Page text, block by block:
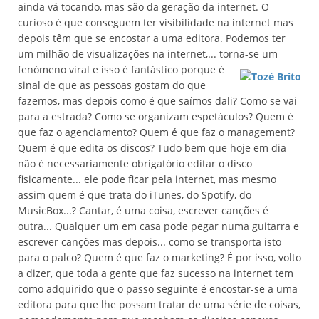
ainda vá tocando, mas são da geração da internet. O
curioso é que conseguem ter visibilidade na internet mas
depois têm que se encostar a uma editora. Podemos ter
um milhão de visualizações na internet,... torna-se um
fenómeno viral e isso é fantástico porque é
sinal de que as pessoas gostam do que
fazemos, mas depois como é que saímos dali? Como se vai
para a estrada? Como se organizam espetáculos? Quem é
que faz o agenciamento? Quem é que faz o management?
Quem é que edita os discos? Tudo bem que hoje em dia
não é necessariamente obrigatório editar o disco
fisicamente... ele pode ficar pela internet, mas mesmo
assim quem é que trata do iTunes, do Spotify, do
MusicBox...? Cantar, é uma coisa, escrever canções é
outra... Qualquer um em casa pode pegar numa guitarra e
escrever canções mas depois... como se transporta isto
para o palco? Quem é que faz o marketing? É por isso, volto
a dizer, que toda a gente que faz sucesso na internet tem
como adquirido que o passo seguinte é encostar-se a uma
editora para que lhe possam tratar de uma série de coisas,